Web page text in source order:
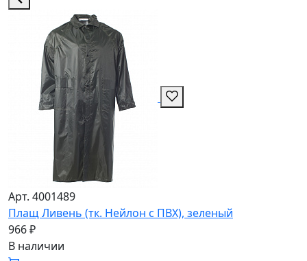
Арт. 4001489
Плащ Ливень (тк. Нейлон с ПВХ), зеленый
966 ₽
В наличии